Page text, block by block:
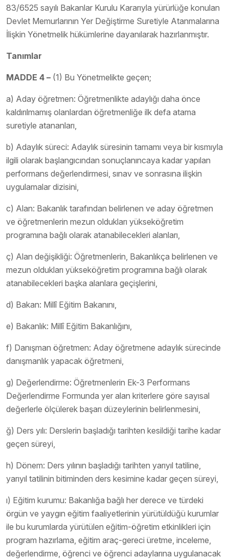
83/6525 sayılı Bakanlar Kurulu Kararıyla yürürlüğe konulan
Devlet Memurlarının Yer Değiştirme Suretiyle Atanmalarına
İlişkin Yönetmelik hükümlerine dayanılarak hazırlanmıştır.
Tanımlar
MADDE 4 – (1) Bu Yönetmelikte geçen;
a) Aday öğretmen: Öğretmenlikte adaylığı daha önce
kaldırılmamış olanlardan öğretmenliğe ilk defa atama
suretiyle atananları,
b) Adaylık süreci: Adaylık süresinin tamamı veya bir kısmıyla
ilgili olarak başlangıcından sonuçlanıncaya kadar yapılan
performans değerlendirmesi, sınav ve sonrasına ilişkin
uygulamalar dizisini,
c) Alan: Bakanlık tarafından belirlenen ve aday öğretmen
ve öğretmenlerin mezun oldukları yükseköğretim
programına bağlı olarak atanabilecekleri alanları,
ç) Alan değişikliği: Öğretmenlerin, Bakanlıkça belirlenen ve
mezun oldukları yükseköğretim programına bağlı olarak
atanabilecekleri başka alanlara geçişlerini,
d) Bakan: Millî Eğitim Bakanını,
e) Bakanlık: Millî Eğitim Bakanlığını,
f) Danışman öğretmen: Aday öğretmene adaylık sürecinde
danışmanlık yapacak öğretmeni,
g) Değerlendirme: Öğretmenlerin Ek-3 Performans
Değerlendirme Formunda yer alan kriterlere göre sayısal
değerlerle ölçülerek başarı düzeylerinin belirlenmesini,
ğ) Ders yılı: Derslerin başladığı tarihten kesildiği tarihe kadar
geçen süreyi,
h) Dönem: Ders yılının başladığı tarihten yarıyıl tatiline,
yarıyıl tatilinin bitiminden ders kesimine kadar geçen süreyi,
ı) Eğitim kurumu: Bakanlığa bağlı her derece ve türdeki
örgün ve yaygın eğitim faaliyetlerinin yürütüldüğü kurumlar
ile bu kurumlarda yürütülen eğitim-öğretim etkinlikleri için
program hazırlama, eğitim araç-gereci üretme, inceleme,
değerlendirme, öğrenci ve öğrenci adaylarına uygulanacak